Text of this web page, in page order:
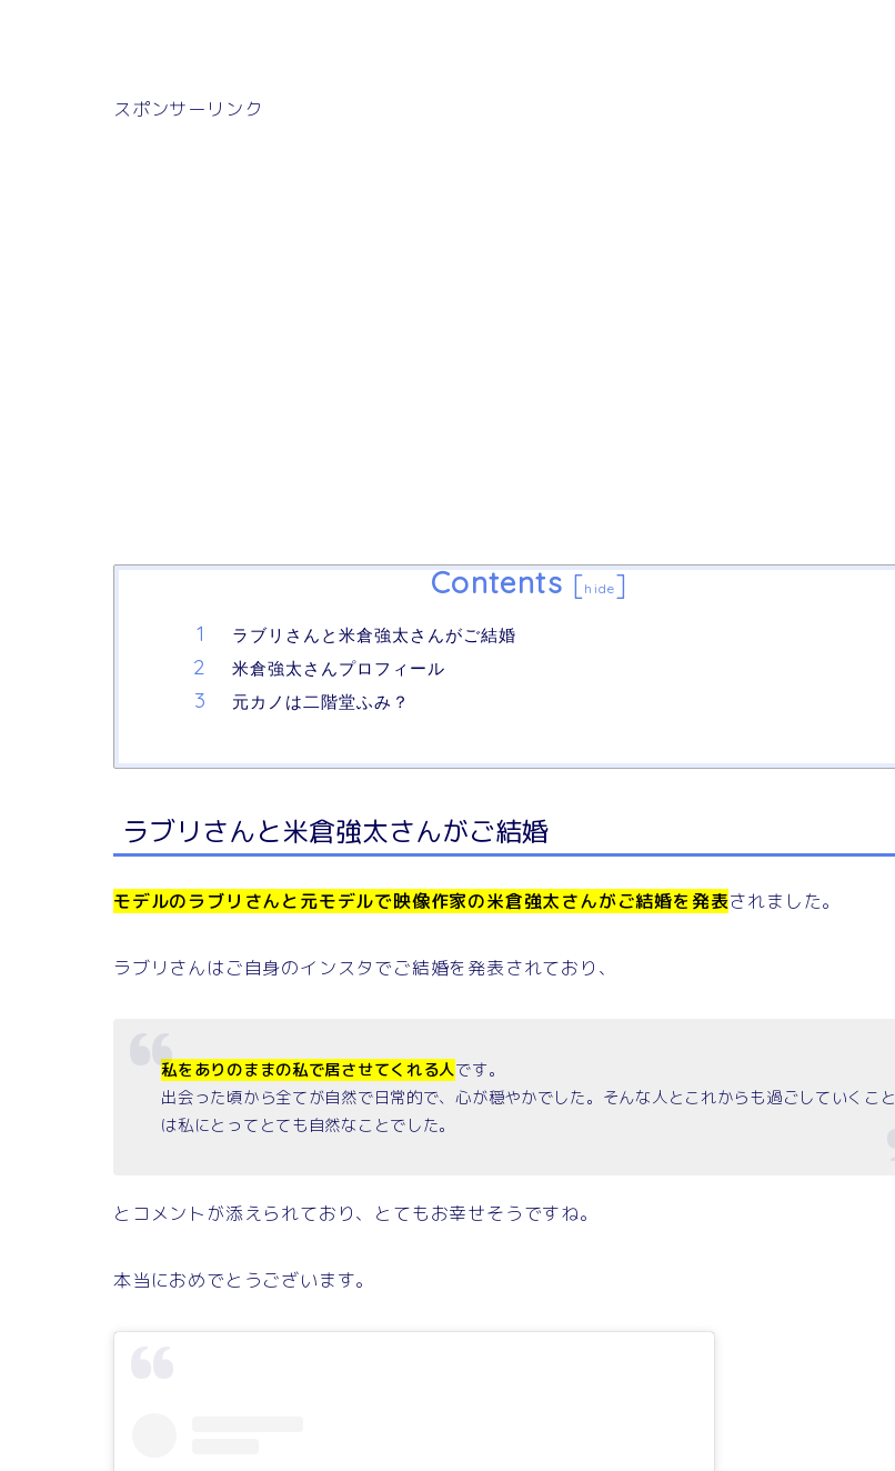
スポンサーリンク
Contents [hide]
ラブリさんと米倉強太さんがご結婚
米倉強太さんプロフィール
元カノは二階堂ふみ？
ラブリさんと米倉強太さんがご結婚
モデルのラブリさんと元モデルで映像作家の米倉強太さんがご結婚を発表されました。
ラブリさんはご自身のインスタでご結婚を発表されており、
私をありのままの私で居させてくれる人です。
出会った頃から全てが自然で日常的で、心が穏やかでした。そんな人とこれからも過ごしていくこと
は私にとってとても自然なことでした。
とコメントが添えられており、とてもお幸せそうですね。
本当におめでとうございます。